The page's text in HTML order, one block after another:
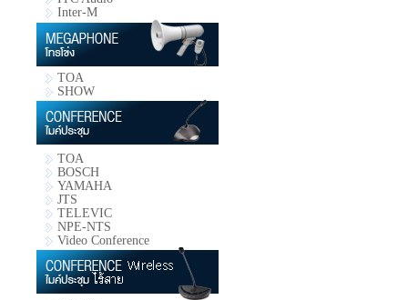
Inter-M
TOA
SHOW
TOA
BOSCH
YAMAHA
JTS
TELEVIC
NPE-NTS
Video Conference